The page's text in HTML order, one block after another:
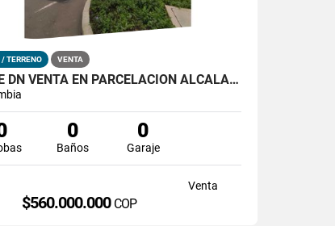
/ TERRENO VENTA
LOTE DN VENTA EN PARCELACION ALCALA - LA CEJA
0
Baños
0
Garaje
Venta
$560.000.000 COP